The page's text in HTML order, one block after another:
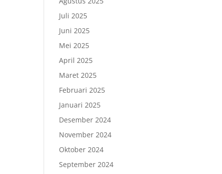
Juli 2025
Juni 2025
Mei 2025
April 2025
Maret 2025
Februari 2025
Januari 2025
Desember 2024
November 2024
Oktober 2024
September 2024